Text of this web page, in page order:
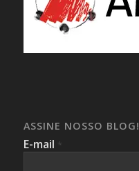
ASSINE NOSSO BLOG!
E-mail *